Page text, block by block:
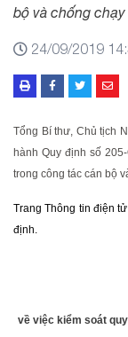
bộ và chống
24/09/2019
Tổng Bí thư, Chủ tịch
hành Quy định số
trong công tác cán bộ
Trang Thông tin điện
định.
về việc kiểm soát